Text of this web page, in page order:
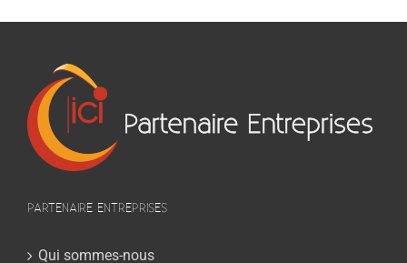
PARTENAIRE ENTREPRISES
Qui sommes-nous